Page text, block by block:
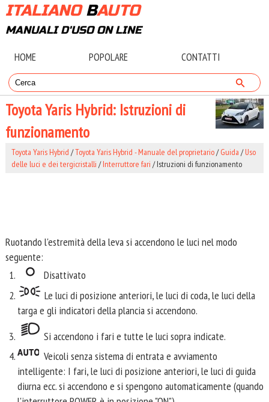
ITALIANOBAUTO
MANUALI D'USO ON LINE
HOME POPOLARE CONTATTI
Toyota Yaris Hybrid: Istruzioni di
funzionamento
Toyota Yaris Hybrid /Toyota Yaris Hybrid - Manuale del proprietario/Guida /Uso
delle luci e dei tergicristalli /Interruttore fari / Istruzioni di funzionamento
Ruotando l'estremità della leva si accendono le luci nel modo
seguente:
Disattivato
Le luci di posizione anteriori, le luci di coda, le luci della
targa e gli indicatori della plancia si accendono.
Si accendono i fari e tutte le luci sopra indicate.
Veicoli senza sistema di entrata e avviamento
intelligente: I fari, le luci di posizione anteriori, le luci di guida
diurna ecc. si accendono e si spengono automaticamente (quando